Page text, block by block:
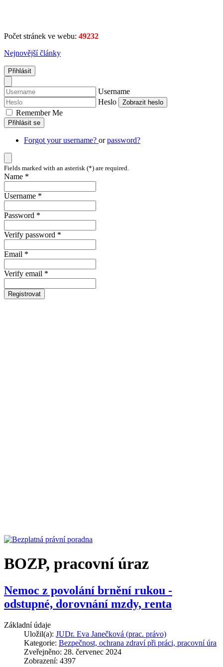
Počet stránek ve webu: 49232
Nejnovější články
Přihlásit
Username
Heslo
Zobrazit heslo
Remember Me
Přihlásit se
Forgot your username? orpassword?
Fields marked with an asterisk (*) are required.
Name *
Username *
Password *
Verify password *
Email *
Verify email *
Registrovat
BOZP, pracovní úraz
Nemoc z povolání brnění rukou -
odstupné, dorovnání mzdy, renta
Základní údaje
Uložil(a): JUDr. Eva Janečková (prac. právo)
Kategorie: Bezpečnost, ochrana zdraví při práci, pracovní úra
Zveřejněno: 28. červenec 2024
Zobrazení: 4397